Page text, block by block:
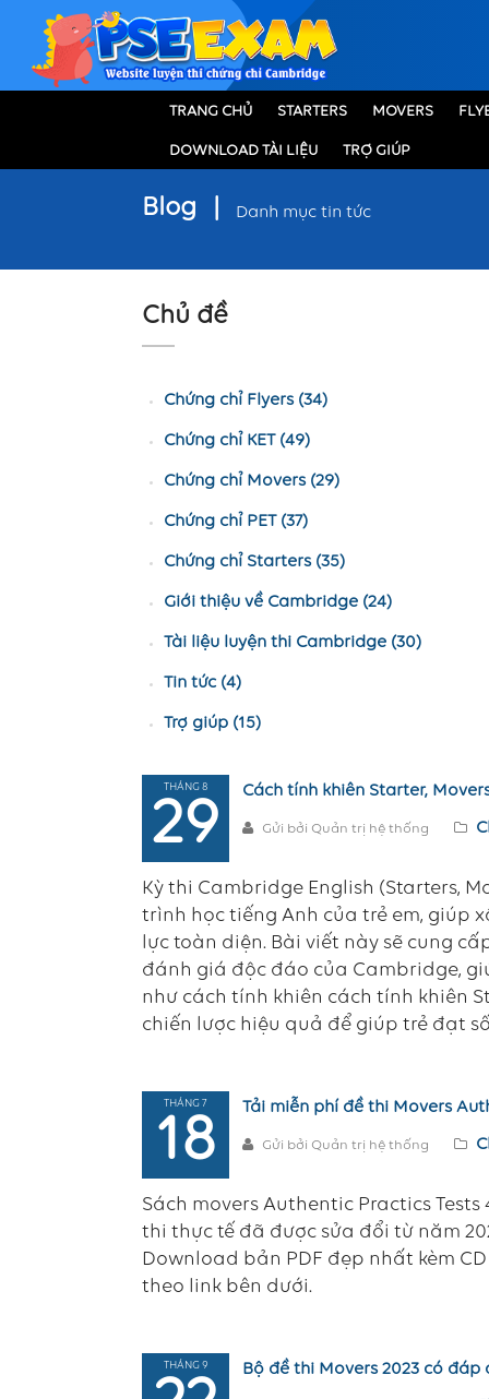
TRANG CHỦ STARTERS MOVERS
DOWNLOAD TÀI LIỆU TRỢ GIÚP
Blog Danh mục tin tức
Chủ đề
Chứng chỉ Flyers (34)
Chứng chỉ KET (49)
Chứng chỉ Movers (29)
Chứng chỉ PET (37)
Chứng chỉ Starters (35)
Giới thiệu về Cambridge (24)
Tài liệu luyện thi Cambridge (30)
Tin tức (4)
Trợ giúp (15)
THÁNG 8
29
Cách tính khiên Starter,
Gửi bởi Quản trị hệ thống
Kỳ thi Cambridge English (Starters,
trình học tiếng Anh của trẻ em, giúp
lực toàn diện. Bài viết này sẽ cung
đánh giá độc đáo của Cambridge,
như cách tính khiên cách tính khiên
chiến lược hiệu quả để giúp trẻ đạt
THÁNG 7
18
Tải miễn phí đề thi Movers
Gửi bởi Quản trị hệ thống
Sách movers Authentic Practics
thi thực tế đã được sửa đổi từ năm
Download bản PDF đẹp nhất kèm
theo link bên dưới.
THÁNG 9 Bộ đề thi Movers 2023 có đáp